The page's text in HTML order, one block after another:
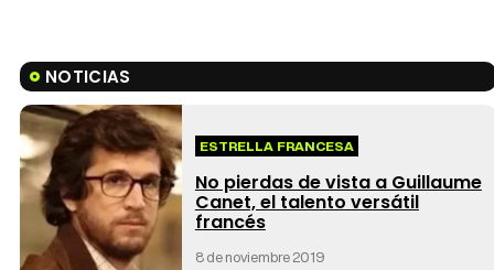
NOTICIAS
ESTRELLA FRANCESA
No pierdas de vista a Guillaume
Canet, el talento versátil
francés
8 de noviembre 2019